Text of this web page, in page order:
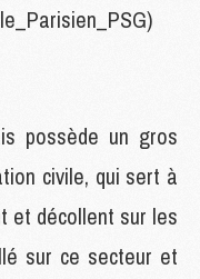
possède un gros
civile, qui sert à
et décollent sur les
sur ce secteur et